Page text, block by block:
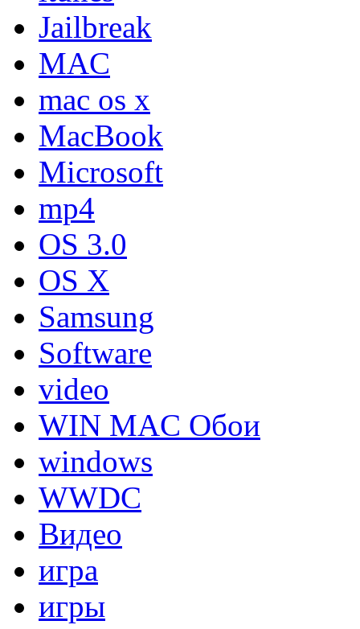
Jailbreak
MAC
mac os x
MacBook
Microsoft
mp4
OS 3.0
OS X
Samsung
Software
video
WIN MAC Обои
windows
WWDC
Видео
игра
игры